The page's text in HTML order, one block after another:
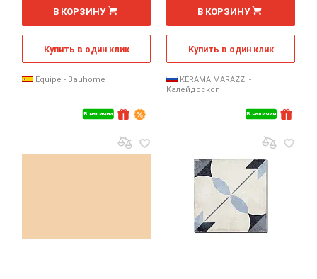
В наличии
м
В КОРЗИНУ
Купить в один клик
Equipe - Bauhome
В наличии
м
В КОРЗИНУ
Купить в один клик
KERAMA MARAZZI -
Калейдоскоп